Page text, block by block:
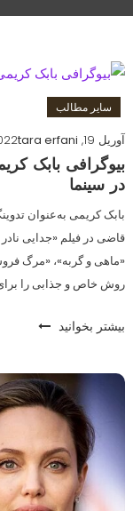
سایر مطالب
آوریل 19, 2022
tara erfani
بیوگرافی بابک
در سینما
بابک کریمی به‌عنوان
قاضی در فیلم «جدایی
روش خاص و جذابی را
بیشتر بخوانید